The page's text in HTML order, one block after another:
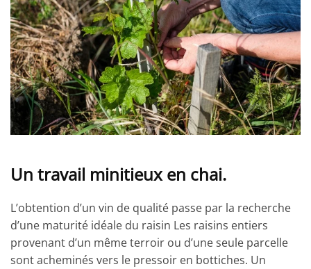
Un travail minitieux en chai.
L’obtention d’un vin de qualité passe par la recherche
d’une maturité idéale du raisin Les raisins entiers
provenant d’un même terroir ou d’une seule parcelle
sont acheminés vers le pressoir en bottiches. Un